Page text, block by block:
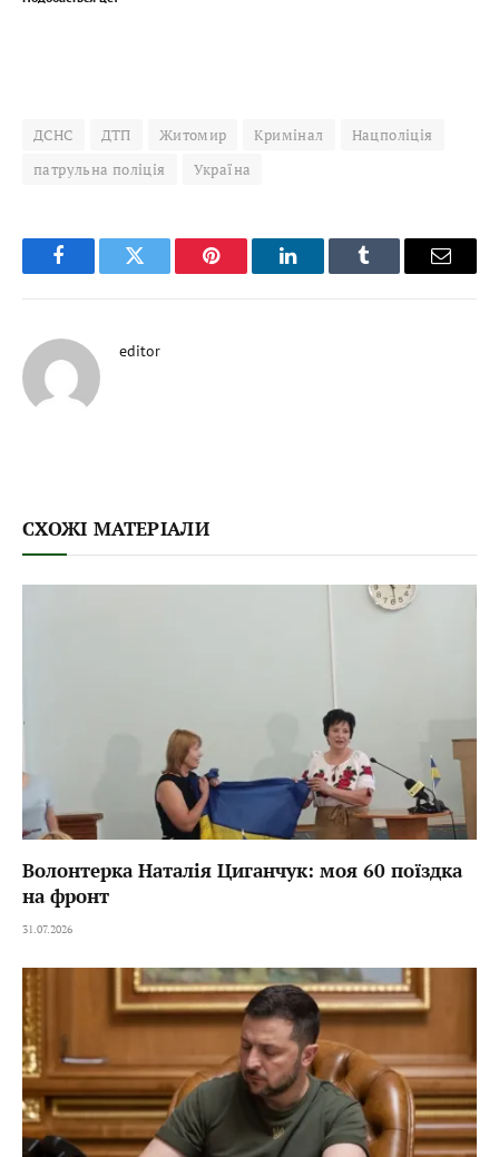
ДСНС ДТП Житомир Кримінал
Нацполіція
патрульна поліція
Україна
FacebookTwitter Pinterest LinkedInTumblr Email
editor
СХОЖІ МАТЕРІАЛИ
Волонтерка Наталія Циганчук: моя 60 поїздка
на фронт
31.07.2026